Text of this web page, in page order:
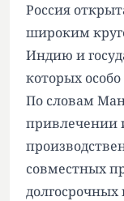
Россия
широким
Индию и
которых
По словам
привлечении
совместных
долгосрочных